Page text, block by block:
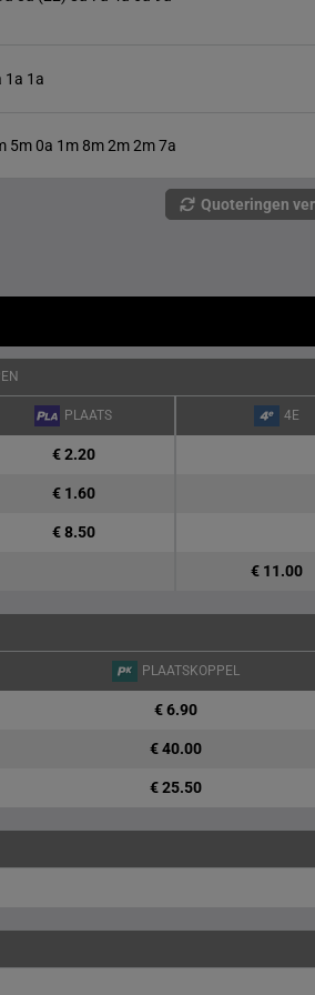
1a 1a
5m 0a 1m 8m 2m 2m 7a
Quoteringen
PLAATS 4E
€ 2.20
€ 1.60
€ 8.50
€ 11.00
PLAATSKOPPEL
€ 6.90
€ 40.00
€ 25.50